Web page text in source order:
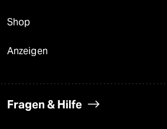
Shop
Anzeigen
Fragen & Hilfe